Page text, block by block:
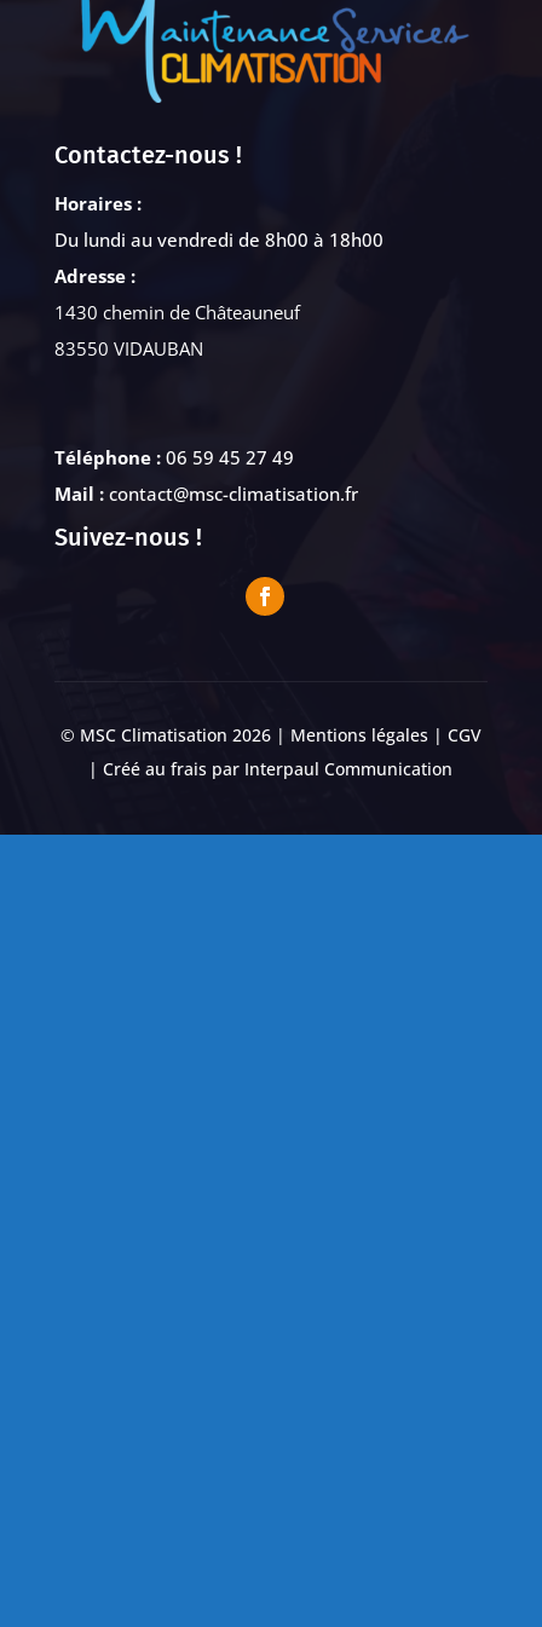
Contactez-nous !
Horaires :
Du lundi au vendredi de 8h00 à 18h00
Adresse :
1430 chemin de Châteauneuf
83550 VIDAUBAN
Téléphone : 06 59 45 27 49
Mail :contact@msc-climatisation.fr
Suivez-nous !
© MSC Climatisation 2026 | Mentions légales| CGV
| Créé au frais par Interpaul Communication